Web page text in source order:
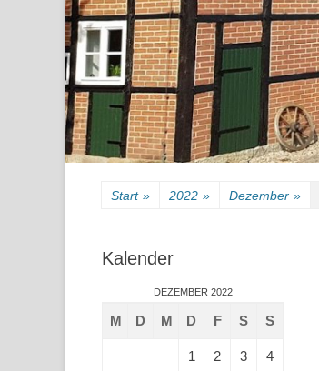
Start » 2022 » Dezember »
Kalender
DEZEMBER 2022
M D M D F S S
1 2 3 4